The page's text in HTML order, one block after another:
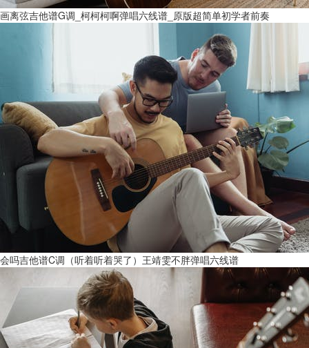
画离弦吉他谱G调_柯柯柯啊弹唱六线谱_原版超简单初学者前奏
会吗吉他谱C调（听着听着哭了）王靖雯不胖弹唱六线谱